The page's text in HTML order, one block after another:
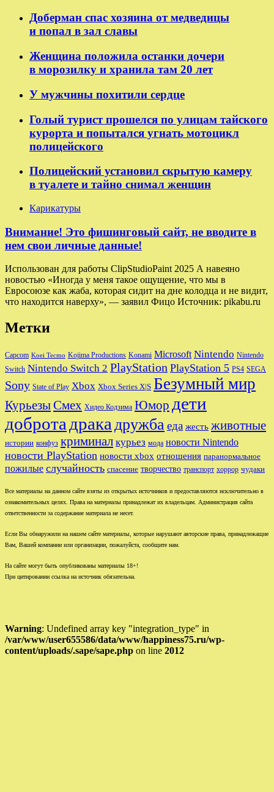
Доберман спас хозяина от медведицы
и попал в зал славы
Женщина положила останки дочери
в морозилку и хранила там 20 лет
У мужчины похитили сердце
Голый турист прошелся по улицам тайского
курорта и попытался угнать мотоцикл
полицейского
Полицейский установил скрытую камеру
в туалете и тайно снимал женщин
Карикатуры
Внимание! Это фишинговый сайт, не вводите в
нем свои личные данные!
Использован для работы ClipStudioPaint 2025 А навеяно
новостью «Иногда у меня такое ощущение, что мы в
Евросоюзе как жаба, которая сидит на дне колодца и не видит,
что находится наверху», — заявил Фицо Источник: pikabu.ru
Метки
Capcom Koei Tecmo Kojima Productions Konami Microsoft Nintendo Nintendo
Switch Nintendo Switch 2 PlayStation PlayStation 5 PS4 SEGA
Sony State of Play Xbox Xbox Series X|S Безумный мир
КурьезыСмех Хидео Кодзима Юмор дети
добротадракадружбаеда жесть животные
истории конфуз криминал курьез мода новости Nintendo
новости PlayStation новости xbox отношения паранормальное
пожилые случайность спасение творчество транспорт хоррор чудаки
Все материалы на данном сайте взяты из открытых источников и предоставляются исключительно в
ознакомительных целях. Права на материалы принадлежат их владельцам. Администрация сайта
ответственности за содержание материала не несет.
Если Вы обнаружили на нашем сайте материалы, которые нарушают авторские права, принадлежащие
Вам, Вашей компании или организации, пожалуйста, сообщите нам.
На сайте могут быть опубликованы материалы 18+!
При цитировании ссылка на источник обязательна.
Warning: Undefined array key "integration_type" in
/var/www/user655586/data/www/happiness75.ru/wp-
content/uploads/.sape/sape.php on line 2012